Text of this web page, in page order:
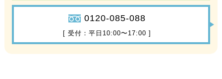
0120-085-088
[ 受付：平日10:00〜17:00 ]